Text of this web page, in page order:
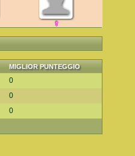
MIGLIOR PUNTEGGIO
0
0
0